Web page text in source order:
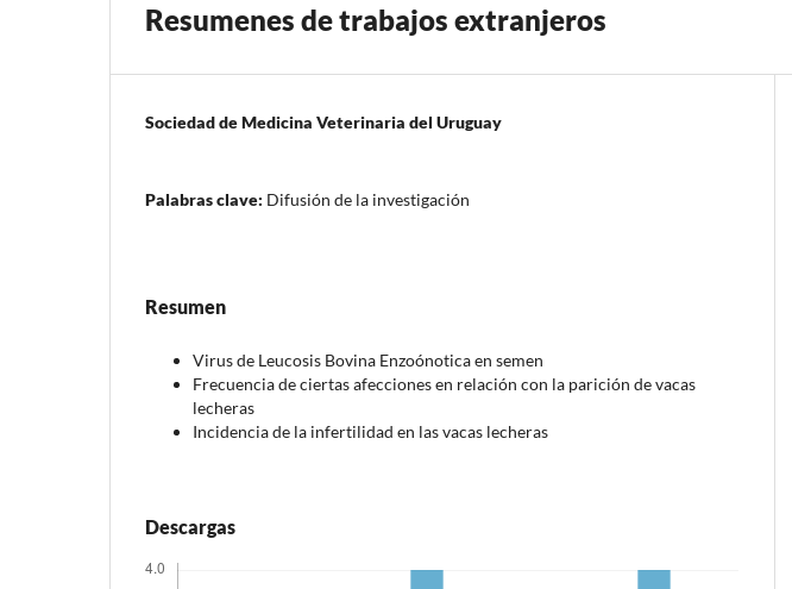
Resumenes de trabajos extranjeros
Sociedad de Medicina Veterinaria del Uruguay
Palabras clave: Difusión de la investigación
Resumen
Virus de Leucosis Bovina Enzoónotica en semen
Frecuencia de ciertas afecciones en relación con la parición de vacas
lecheras
Incidencia de la infertilidad en las vacas lecheras
Descargas